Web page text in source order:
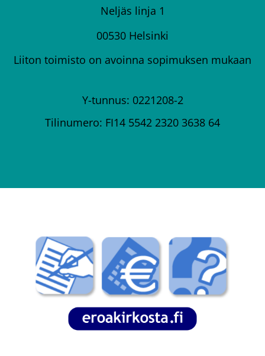
Neljäs linja 1
00530 Helsinki
Liiton toimisto on avoinna sopimuksen mukaan
Y-tunnus: 0221208-2
Tilinumero: FI14 5542 2320 3638 64